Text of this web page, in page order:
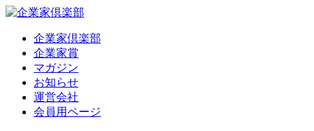
企業家倶楽部
企業家賞
マガジン
お知らせ
運営会社
会員用ページ